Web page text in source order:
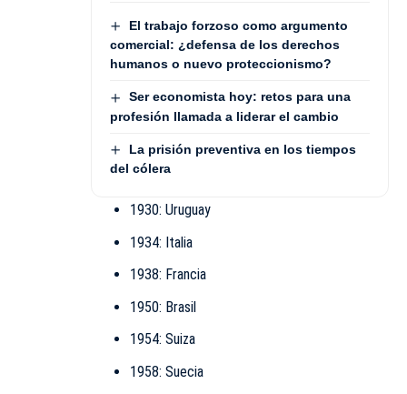
El trabajo forzoso como argumento
comercial: ¿defensa de los derechos
humanos o nuevo proteccionismo?
Ser economista hoy: retos para una
profesión llamada a liderar el cambio
La prisión preventiva en los tiempos
del cólera
1930: Uruguay
1934: Italia
1938: Francia
1950: Brasil
1954: Suiza
1958: Suecia